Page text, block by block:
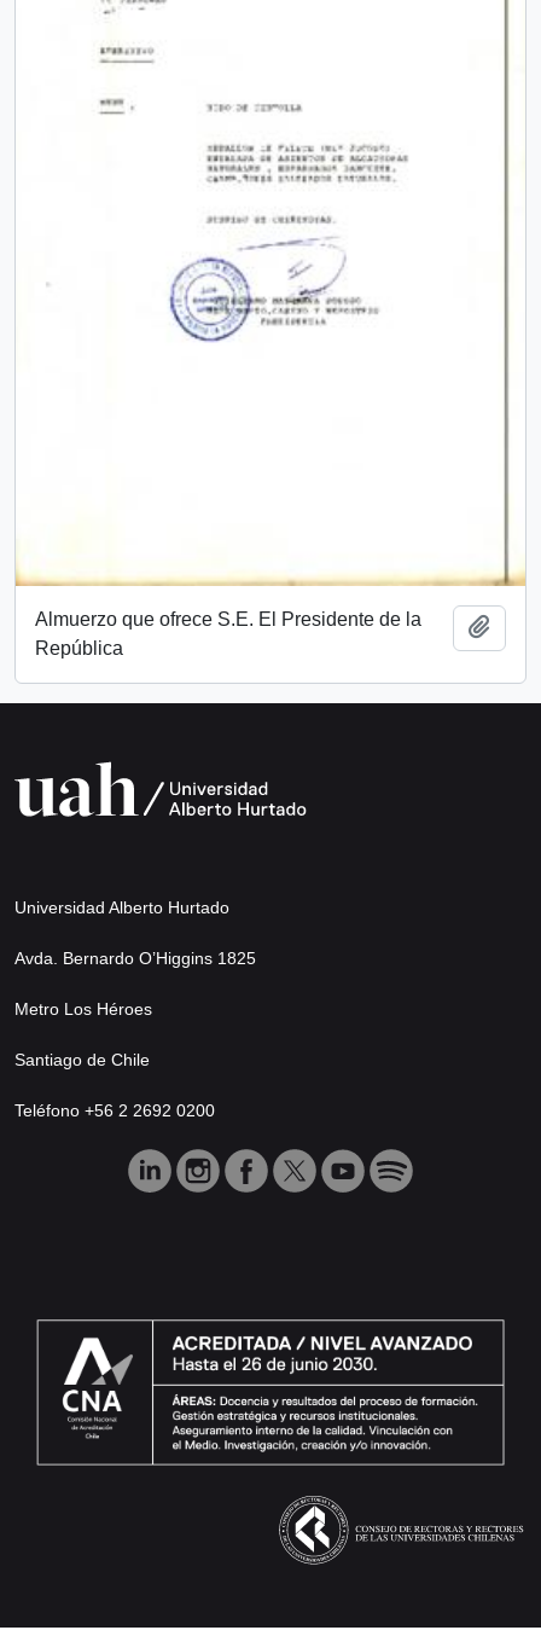
Almuerzo que ofrece S.E. El Presidente de la
República
Universidad Alberto Hurtado
Avda. Bernardo O’Higgins 1825
Metro Los Héroes
Santiago de Chile
Teléfono +56 2 2692 0200